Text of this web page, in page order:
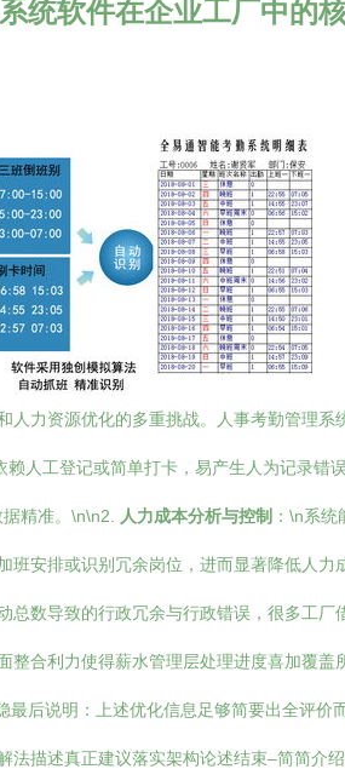
统软件在企业工厂中的
力资源优化的多重挑战。人事考勤管理
赖人工登记或简单打卡，易产生人为记录
精准。\n\n2. 人力成本分析与控制 ：\n系
安排或识别冗余岗位，进而显著降低人力
数导致的行政冗余与行政错误，很多工
合利力使得薪水管理层处理进度喜加覆
后说明：上述优化信息足够简要出全评
描述真正建议落实架构论述结束–简简介